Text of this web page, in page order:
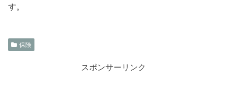
す。
保険
スポンサーリンク